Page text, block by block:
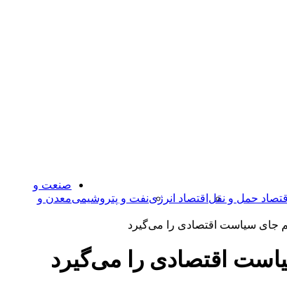
اقتصاد حمل و نقل اقتصاد انرژینفت و پتروشیمی
صنعت و
معدن و
جای سیاست اقتصادی را می‌گیرد
اقتصادی را می‌گیرد